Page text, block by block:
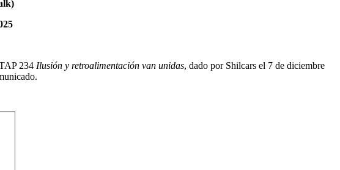
234 Ilusión y retroalimentación van unidas, dado por Shilcars el 7 de diciembre